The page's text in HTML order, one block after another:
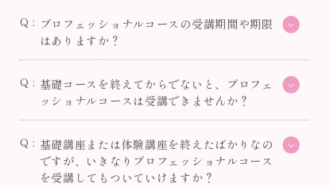
プロフェッショナルコースの受講期間や期限
はありますか？
基礎コースを終えてからでないと、プロフェ
ッショナルコースは受講できませんか？
基礎講座または体験講座を終えたばかりなの
ですが、いきなりプロフェッショナルコース
を受講してもついていけますか？